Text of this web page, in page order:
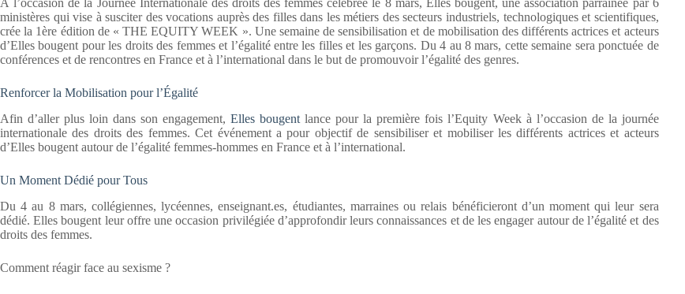
À l’occasion de la Journée Internationale des droits des femmes célébrée le 8 mars, Elles bougent, une association parrainée par 6
ministères qui vise à susciter des vocations auprès des filles dans les métiers des secteurs industriels, technologiques et scientifiques,
crée la 1ère édition de « THE EQUITY WEEK ». Une semaine de sensibilisation et de mobilisation des différents actrices et acteurs
d’Elles bougent pour les droits des femmes et l’égalité entre les filles et les garçons. Du 4 au 8 mars, cette semaine sera ponctuée de
conférences et de rencontres en France et à l’international dans le but de promouvoir l’égalité des genres.
Renforcer la Mobilisation pour l’Égalité
Afin d’aller plus loin dans son engagement,Elles bougent lance pour la première fois l’Equity Week à l’occasion de la journée
internationale des droits des femmes. Cet événement a pour objectif de sensibiliser et mobiliser les différents actrices et acteurs
d’Elles bougent autour de l’égalité femmes-hommes en France et à l’international.
Un Moment Dédié pour Tous
Du 4 au 8 mars, collégiennes, lycéennes, enseignant.es, étudiantes, marraines ou relais bénéficieront d’un moment qui leur sera
dédié. Elles bougent leur offre une occasion privilégiée d’approfondir leurs connaissances et de les engager autour de l’égalité et des
droits des femmes.
Comment réagir face au sexisme ?